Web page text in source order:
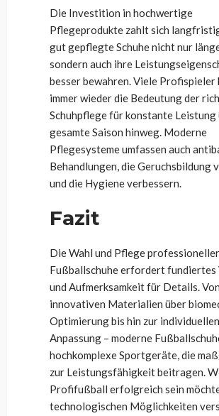
Die Investition in hochwertige
Pflegeprodukte zahlt sich
gut gepflegte Schuhe nicht nur
sondern auch ihre
besser bewahren. Viele Profispieler
immer wieder die Bedeutung der
Schuhpflege für konstante Leistung
gesamte Saison hinweg. Moderne
Pflegesysteme umfassen auch
Behandlungen, die Geruchsbildung
und die Hygiene verbessern.
Fazit
Die Wahl und Pflege professioneller
Fußballschuhe erfordert fundiertes
und Aufmerksamkeit für Details. Von
innovativen Materialien über
Optimierung bis hin zur individuellen
Anpassung – moderne
hochkomplexe Sportgeräte, die
zur Leistungsfähigkeit beitragen.
Profifußball erfolgreich sein
technologischen Möglichkeiten